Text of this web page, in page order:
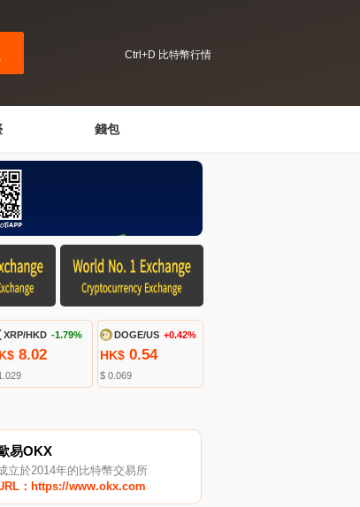
Ctrl+D 比特幣行情
錢包
XRP/HKD -1.79%
8.02
DOGE/US +0.42%
HK$ 0.54
$ 0.069
易OKX
立於2014年的比特幣交易所
：https://www.okx.com